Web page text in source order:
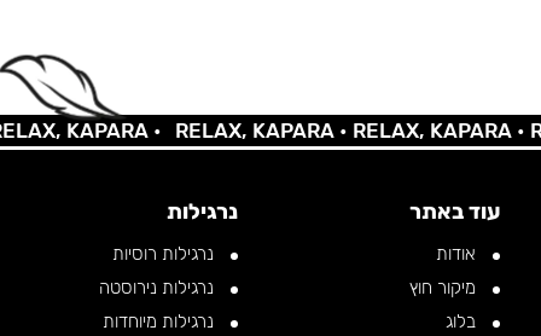
KAPARA • RELAX, KAPARA •RELAX, KAPARA •
עוד באתר
אודות
מיקור חוץ
בלוג
נרגילות
נרגילות רוסיות
נרגילות נירוסטה
נרגילות מיוחדות